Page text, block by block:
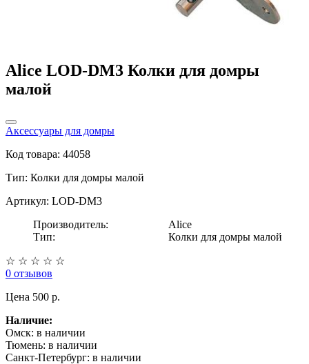
Alice LOD-DM3 Колки для домры
малой
Аксессуары для домры
Код товара: 44058
Тип: Колки для домры малой
Артикул: LOD-DM3
Производитель:
Alice
Тип:
Колки для домры малой
☆ ☆ ☆ ☆ ☆
0 отзывов
Цена 500 p.
Наличие:
Омск: в наличии
Тюмень: в наличии
Санкт-Петербург: в наличии